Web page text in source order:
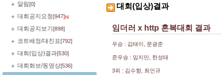
알림[0]
대회공지요청[947]
대회공지보기 [898]
코트배정/대진표[792]
대회(입상)결과[530]
대회화보/동영상[536]
대회(입상)결과
임더러 x http 혼복대회 결과
우승 : 김태이, 문광준
준우승 : 임지민, 한성태
3위 : 김수향, 최인규